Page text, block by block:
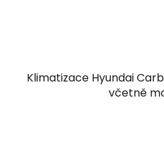
Klimatizace Hyundai
včetně